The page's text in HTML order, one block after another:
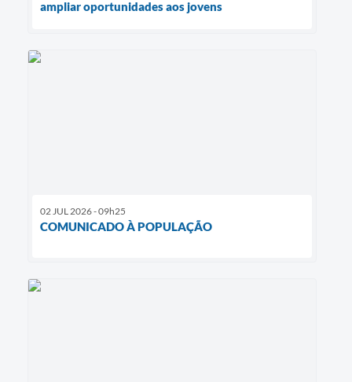
ampliar oportunidades aos jovens
02 JUL 2026 - 09h25
COMUNICADO À POPULAÇÃO